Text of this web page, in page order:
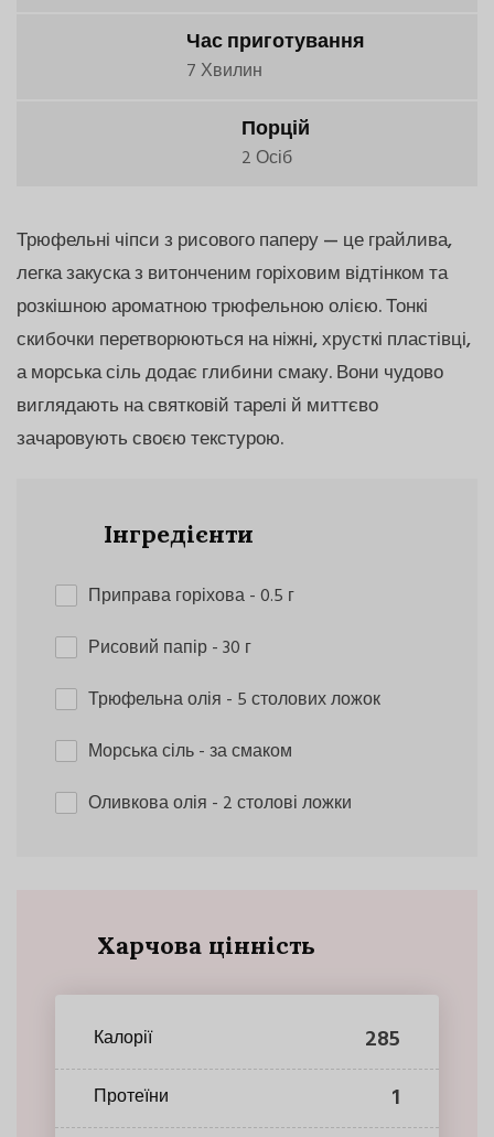
Час приготування
7 Хвилин
Порцій
2 Осіб
Трюфельні чіпси з рисового паперу — це грайлива,
легка закуска з витонченим горіховим відтінком та
розкішною ароматною трюфельною олією. Тонкі
скибочки перетворюються на ніжні, хрусткі пластівці,
а морська сіль додає глибини смаку. Вони чудово
виглядають на святковій тарелі й миттєво
зачаровують своєю текстурою.
Інгредієнти
Приправа горіхова- 0.5 г
Рисовий папір- 30 г
Трюфельна олія - 5 столових ложок
Морська сіль- за смаком
Оливкова олія - 2 столові ложки
Харчова цінність
Калорії 285
Протеїни 1